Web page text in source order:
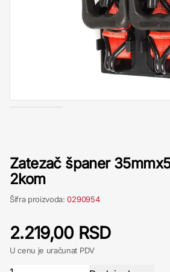
Zatezač španer
2kom
Šifra proizvoda:0290954
2.219,00 RSD
U cenu je uračunat PDV